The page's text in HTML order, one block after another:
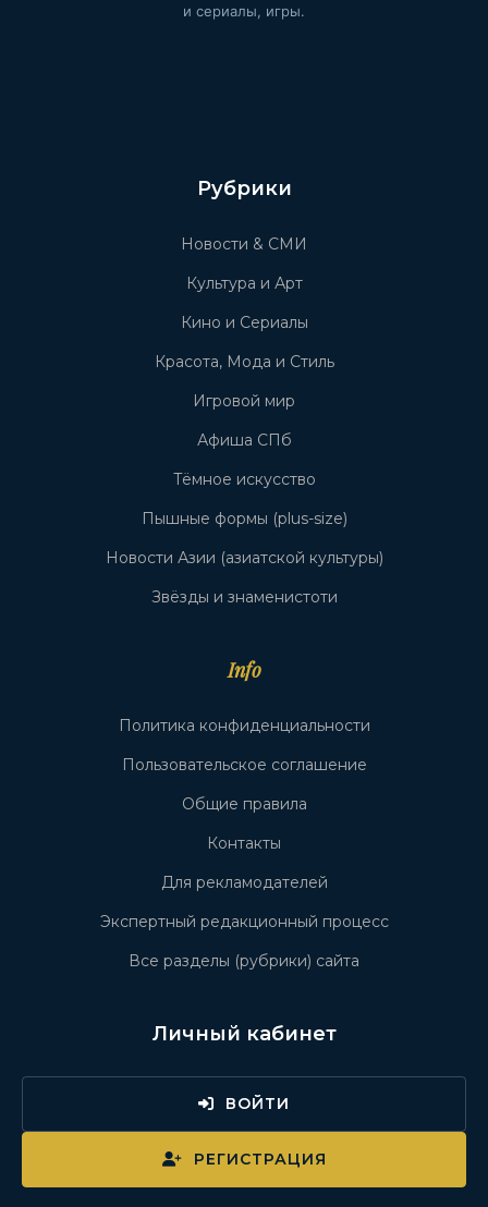
и сериалы, игры.
Рубрики
Новости & СМИ
Культура и Арт
Кино и Сериалы
Красота, Мода и Стиль
Игровой мир
Афиша СПб
Тёмное искусство
Пышные формы (plus-size)
Новости Азии (азиатской культуры)
Звёзды и знаменистоти
Info
Политика конфиденциальности
Пользовательское соглашение
Общие правила
Контакты
Для рекламодателей
Экспертный редакционный процесс
Все разделы (рубрики) сайта
Личный кабинет
ВОЙТИ
РЕГИСТРАЦИЯ